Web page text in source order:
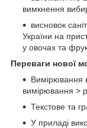
вимкнення
висновок
України на
у овочах та
Переваги нової
Вимірювання
вимірювання >
Текстове та
У приладі